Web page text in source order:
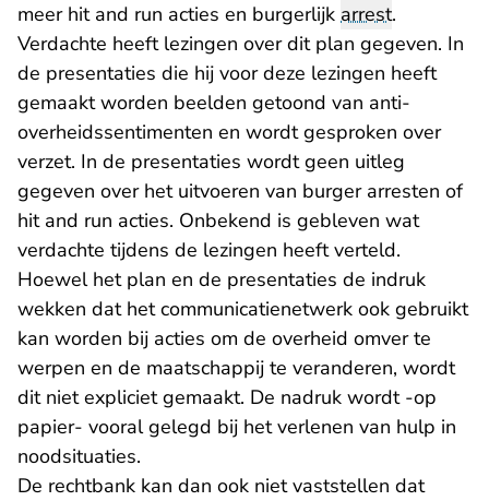
meer hit and run acties en burgerlijk arrest.
Verdachte heeft lezingen over dit plan gegeven. In
de presentaties die hij voor deze lezingen heeft
gemaakt worden beelden getoond van anti-
overheidssentimenten en wordt gesproken over
verzet. In de presentaties wordt geen uitleg
gegeven over het uitvoeren van burger arresten of
hit and run acties. Onbekend is gebleven wat
verdachte tijdens de lezingen heeft verteld.
Hoewel het plan en de presentaties de indruk
wekken dat het communicatienetwerk ook gebruikt
kan worden bij acties om de overheid omver te
werpen en de maatschappij te veranderen, wordt
dit niet expliciet gemaakt. De nadruk wordt -op
papier- vooral gelegd bij het verlenen van hulp in
noodsituaties.
De rechtbank kan dan ook niet vaststellen dat